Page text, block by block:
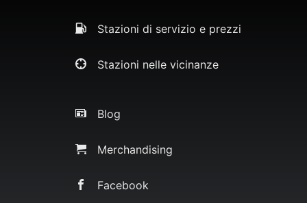
Stazioni di servizio e prezzi
Stazioni nelle vicinanze
Blog
Merchandising
Facebook